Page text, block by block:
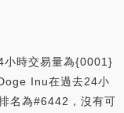
小時交易量為{0001}
Inu在過去24小
名為#6442，沒有可